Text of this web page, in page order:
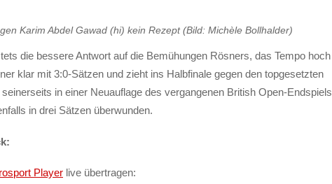
Karim Abdel Gawad (hi) kein Rezept (Bild: Michèle Bollhalder)
die bessere Antwort auf die Bemühungen Rösners, das Tempo hoch
klar mit 3:0-Sätzen und zieht ins Halbfinale gegen den topgesetzten
in einer Neuauflage des vergangenen British Open-Endspiels
in drei Sätzen überwunden.
Player live übertragen: